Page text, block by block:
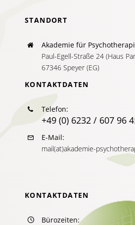
STANDORT
Akademie für
Paul-Egell-Straße 24 (Haus
67346 Speyer (EG)
KONTAKTDATEN
Telefon:
+49 (0) 6232 / 607 96
E-Mail:
mail(at)akademie-
KONTAKTDATEN
Bürozeiten: